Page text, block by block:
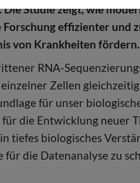
Studie zeigt, wie
effizienter und
von Krankheiten fördern.
RNA-
Zellen
für unser
die Entwicklung neuer
tiefes biologisches
die Datenanalyse zu